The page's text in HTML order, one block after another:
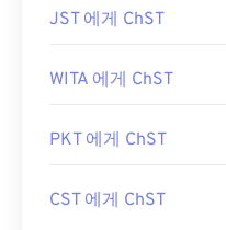
JST 에게 ChST
WITA 에게 ChST
PKT 에게 ChST
CST 에게 ChST